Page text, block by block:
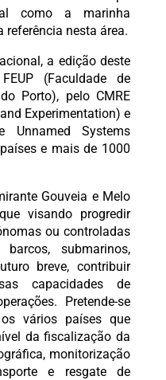
como a marinha
referência nesta área.
a edição deste
(Faculdade de
Porto), pelo CMRE
Experimentation) e
Unnamed Systems
e mais de 1000
Gouveia e Melo
visando progredir
ou controladas
submarinos,
breve, contribuir
capacidades de
Pretende-se
vários países que
da fiscalização da
monitorização
e resgate de